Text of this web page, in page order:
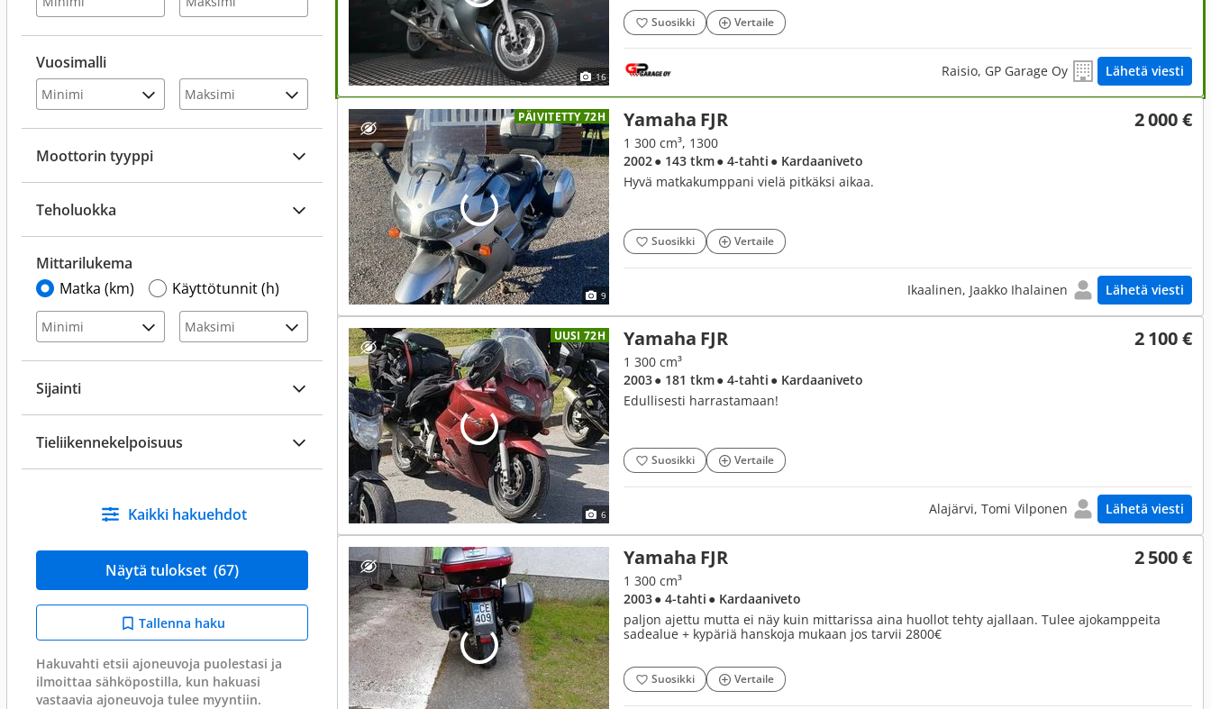
Vuosimalli
Moottorin tyyppi
Teholuokka
Mittarilukema
Matka (km)
Käyttötunnit (h)
Sijainti
Tieliikennekelpoisuus
Kaikki hakuehdot
Näytä tulokset (67)
Tallenna haku
Hakuvahti etsii ajoneuvoja puolestasi ja
ilmoittaa sähköpostilla, kun hakuasi
vastaavia ajoneuvoja tulee myyntiin.
16
Suosikki Vertaile
Raisio, GP Garage Oy Lähetä viesti
PÄIVITETTY 72H
9
Yamaha FJR 2 000 €
1 300 cm³, 1300
2002● 143 tkm● 4-tahti ● Kardaaniveto
Hyvä matkakumppani vielä pitkäksi aikaa.
Suosikki Vertaile
Ikaalinen, Jaakko Ihalainen Lähetä viesti
UUSI 72H
6
Yamaha FJR 2 100 €
1 300 cm³
2003● 181 tkm● 4-tahti ● Kardaaniveto
Edullisesti harrastamaan!
Suosikki Vertaile
Alajärvi, Tomi Vilponen Lähetä viesti
Yamaha FJR 2 500 €
1 300 cm³
2003● 4-tahti ● Kardaaniveto
paljon ajettu mutta ei näy kuin mittarissa aina huollot tehty ajallaan. Tulee ajokamppeita
sadealue + kypäriä hanskoja mukaan jos tarvii 2800€
Suosikki Vertaile